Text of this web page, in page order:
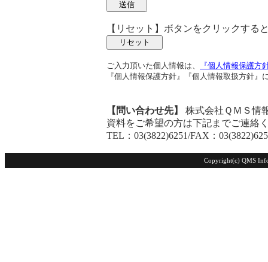
【リセット】ボタンをクリックする
ご入力頂いた個人情報は、
『個人情報保護方
『個人情報保護方針』『個人情報取扱方針
【問い合わせ先】
株式会社ＱＭＳ情
資料をご希望の方は下記までご連絡
TEL：03(3822)6251/FAX：